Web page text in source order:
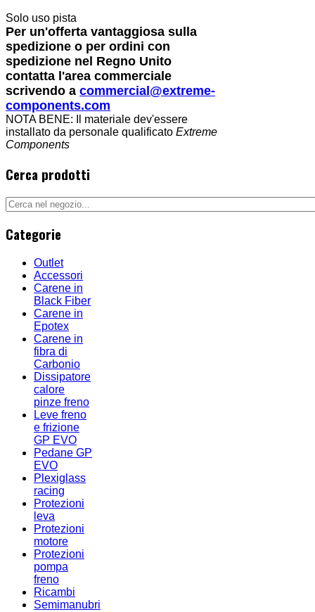
Solo uso pista
Per un'offerta vantaggiosa sulla
spedizione o per ordini con
spedizione nel Regno Unito
contatta l'area commerciale
scrivendo a commercial@extreme-
components.com
NOTA BENE: Il materiale dev'essere
installato da personale qualificato Extreme
Components
Cerca prodotti
Categorie
Outlet
Accessori
Carene in
Black Fiber
Carene in
Epotex
Carene in
fibra di
Carbonio
Dissipatore
calore
pinze freno
Leve freno
e frizione
GP EVO
Pedane GP
EVO
Plexiglass
racing
Protezioni
leva
Protezioni
motore
Protezioni
pompa
freno
Ricambi
Semimanubri